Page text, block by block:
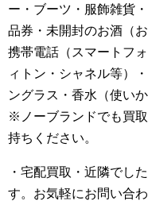
ー・ブーツ・服飾雑貨
品券・未開封のお酒（お
携帯電話（スマートフ
ィトン・シャネル等）
ングラス・香水（使いか
※ノーブランドでも買
持ちください。
・宅配買取・近隣でし
す。お気軽にお問い合